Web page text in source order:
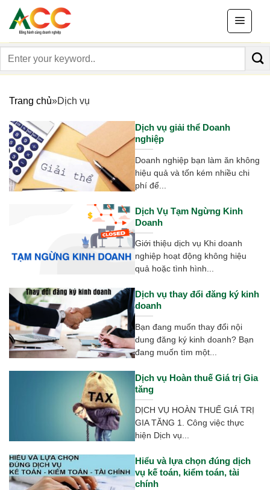
content
for:
Trang chủ»Dịch vụ
Dịch vụ giải thể Doanh
nghiệp
Doanh nghiệp bạn làm ăn không
hiệu quả và tốn kém nhiều chi
phí để...
Dịch Vụ Tạm Ngừng Kinh
Doanh
Giới thiệu dịch vụ Khi doanh
nghiệp hoạt động không hiệu
quả hoặc tình hình...
Dịch vụ thay đổi đăng ký kinh
doanh
Bạn đang muốn thay đổi nội
dung đăng ký kinh doanh? Bạn
đang muốn tìm một...
Dịch vụ Hoàn thuế Giá trị Gia
tăng
DỊCH VỤ HOÀN THUẾ GIÁ TRỊ
GIA TĂNG 1. Công việc thực
hiện Dịch vụ...
Hiểu và lựa chọn đúng dịch
vụ kế toán, kiểm toán, tài
chính